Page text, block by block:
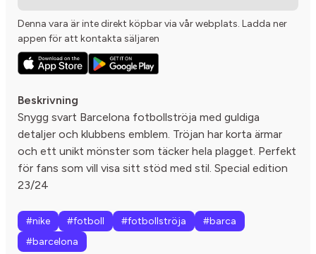
Denna vara är inte direkt köpbar via vår webplats. Ladda ner
appen för att kontakta säljaren
Beskrivning
Snygg svart Barcelona fotbollströja med guldiga
detaljer och klubbens emblem. Tröjan har korta ärmar
och ett unikt mönster som täcker hela plagget. Perfekt
för fans som vill visa sitt stöd med stil. Special edition
23/24
#nike #fotboll #fotbollströja
#barca
#barcelona